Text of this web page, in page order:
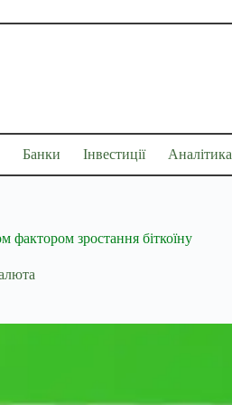
Банки Інвестиції Аналітика
фактором зростання біткоїну